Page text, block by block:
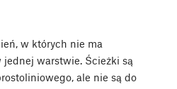
w których nie ma
warstwie. Ścieżki są
ale nie są do